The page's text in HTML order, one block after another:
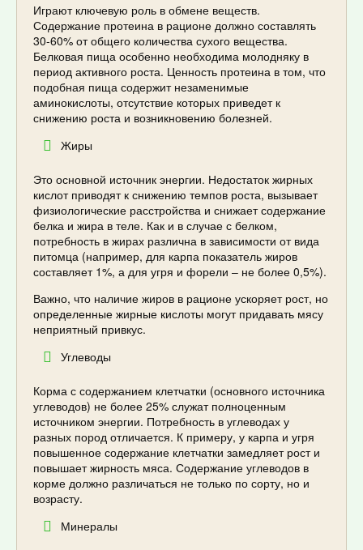
Играют ключевую роль в обмене веществ.
Содержание протеина в рационе должно составлять
30-60% от общего количества сухого вещества.
Белковая пища особенно необходима молодняку в
период активного роста. Ценность протеина в том, что
подобная пища содержит незаменимые
аминокислоты, отсутствие которых приведет к
снижению роста и возникновению болезней.
Жиры
Это основной источник энергии. Недостаток жирных
кислот приводят к снижению темпов роста, вызывает
физиологические расстройства и снижает содержание
белка и жира в теле. Как и в случае с белком,
потребность в жирах различна в зависимости от вида
питомца (например, для карпа показатель жиров
составляет 1%, а для угря и форели – не более 0,5%).
Важно, что наличие жиров в рационе ускоряет рост, но
определенные жирные кислоты могут придавать мясу
неприятный привкус.
Углеводы
Корма с содержанием клетчатки (основного источника
углеводов) не более 25% служат полноценным
источником энергии. Потребность в углеводах у
разных пород отличается. К примеру, у карпа и угря
повышенное содержание клетчатки замедляет рост и
повышает жирность мяса. Содержание углеводов в
корме должно различаться не только по сорту, но и
возрасту.
Минералы